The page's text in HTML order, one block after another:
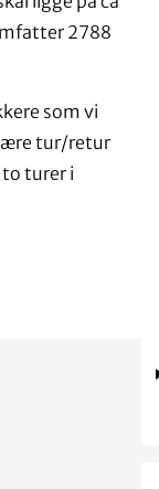
2788
som vi
tur/retur
turer i